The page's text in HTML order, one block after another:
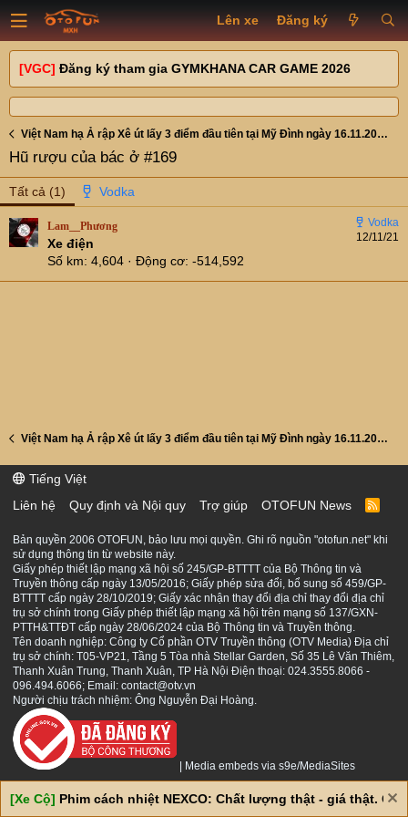
Lên xe Đăng ký
[VGC] Đăng ký tham gia GYMKHANA CAR GAME 2026
Việt Nam hạ Ả rập Xê út lấy 3 điểm đầu tiên tại Mỹ Đình ngày 16.11.2021
Hũ rượu của bác ở #169
Tất cả (1)
12/11/21
Lam__Phương
Xe điện
Số km 4,604 Động cơ -514,592
Việt Nam hạ Ả rập Xê út lấy 3 điểm đầu tiên tại Mỹ Đình ngày 16.11.2021
Tiếng Việt
Liên hệ
Quy định và Nội quy Trợ giúp OTOFUN News
R
S
Bản quyền 2006 OTOFUN, bảo lưu mọi quyền. Ghi rõ nguồn "otofun.net" khi
sử dụng thông tin từ website này.
Giấy phép thiết lập mạng xã hội số 245/GP-BTTTT của Bộ Thông tin và
Truyền thông cấp ngày 13/05/2016; Giấy phép sửa đổi, bổ sung số 459/GP-
BTTTT cấp ngày 28/10/2019; Giấy xác nhận thay đổi địa chỉ thay đổi địa chỉ
trụ sở chính trong Giấy phép thiết lập mạng xã hội trên mạng số 137/GXN-
PTTH&TTĐT cấp ngày 28/06/2024 của Bộ Thông tin và Truyền thông.
Tên doanh nghiệp: Công ty Cổ phần OTV Truyền thông (OTV Media) Địa chỉ
trụ sở chính: T05-VP21, Tầng 5 Tòa nhà Stellar Garden, Số 35 Lê Văn Thiêm,
Thanh Xuân Trung, Thanh Xuân, TP Hà Nội Điện thoại: 024.3555.8066 -
096.494.6066; Email: contact@otv.vn
Người chịu trách nhiệm: Ông Nguyễn Đại Hoàng.
Media embeds via s9e/MediaSites
[Xe Cộ] Phim cách nhiệt NEXCO: Chất lượng thật - giá thật. Giá